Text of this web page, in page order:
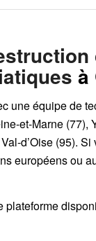
à
une équipe de
et-Marne (77),
d’Oise (95). Si
européens ou
plateforme